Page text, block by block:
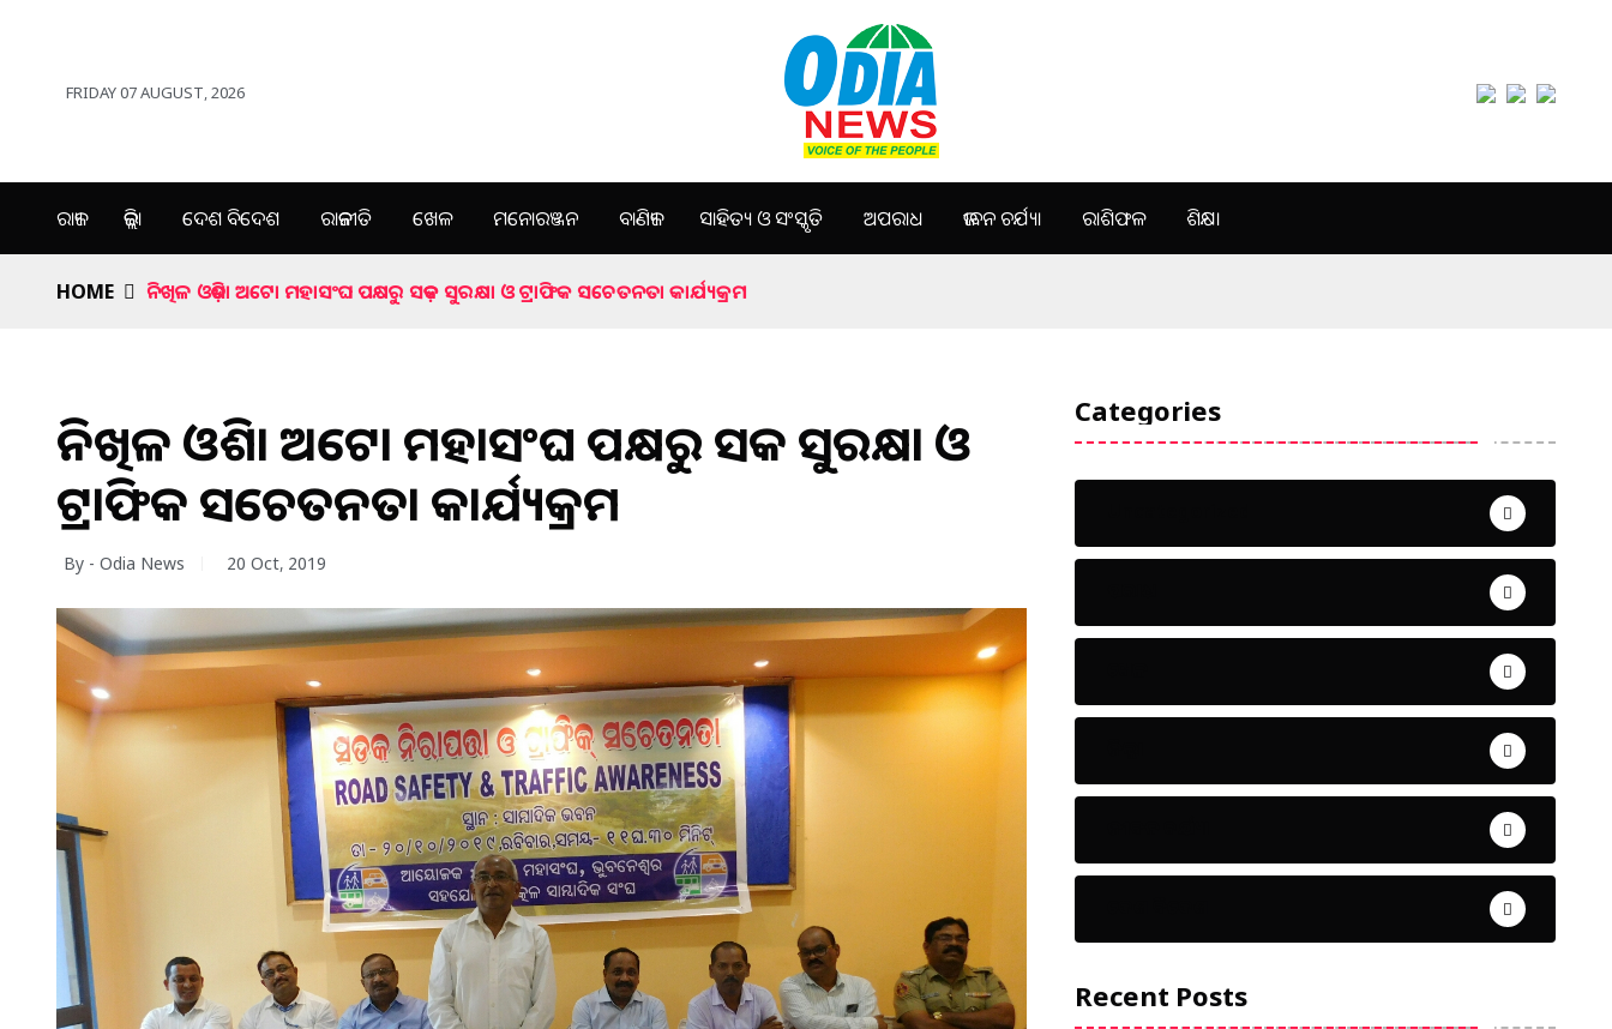
FRIDAY 07 AUGUST, 2026
ରାଜ୍ୟ ଜିଲ୍ଲା ଦେଶ ବିଦେଶ ରାଜନୀତି ଖେଳ ମନୋରଞ୍ଜନ ବାଣିଜ୍ୟ ସାହିତ୍ୟ ଓ ସଂସ୍କୃତି ଅପରାଧ ଜୀବନ ଚର୍ଯ୍ୟା ରାଶିଫଳ ଶିକ୍ଷା
HOME ନିଖିଳ ଓଡ଼ିଶା ଅଟୋ ମହାସଂଘ ପକ୍ଷରୁ ସଡ଼କ ସୁରକ୍ଷା ଓ ଟ୍ରାଫିକ ସଚେତନତା କାର୍ଯ୍ୟକ୍ରମ
ନିଖିଳ ଓଡ଼ିଶା ଅଟୋ ମହାସଂଘ ପକ୍ଷରୁ ସଡ଼କ ସୁରକ୍ଷା ଓ
ଟ୍ରାଫିକ ସଚେତନତା କାର୍ଯ୍ୟକ୍ରମ
By - Odia News 20 Oct, 2019
Categories
Recent Posts